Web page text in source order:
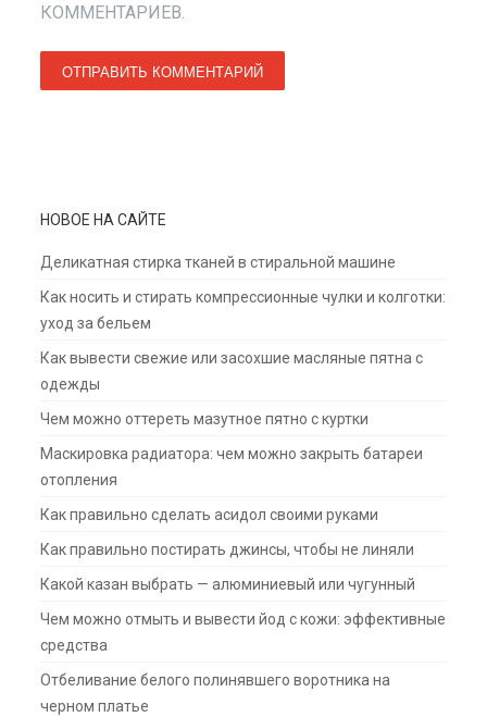
КОММЕНТАРИЕВ.
НОВОЕ НА САЙТЕ
Деликатная стирка тканей в стиральной машине
Как носить и стирать компрессионные чулки и колготки:
уход за бельем
Как вывести свежие или засохшие масляные пятна с
одежды
Чем можно оттереть мазутное пятно с куртки
Маскировка радиатора: чем можно закрыть батареи
отопления
Как правильно сделать асидол своими руками
Как правильно постирать джинсы, чтобы не линяли
Какой казан выбрать — алюминиевый или чугунный
Чем можно отмыть и вывести йод с кожи: эффективные
средства
Отбеливание белого полинявшего воротника на
черном платье